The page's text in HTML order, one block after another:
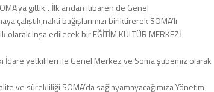
gittik…İlk andan itibaren de Genel
çalıştık,nakti bağışlarımızı biriktirerek SOMA’lı
inşa edilecek bir EĞİTİM KÜLTÜR MERKEZİ
İdare yetkilileri ile Genel Merkez ve Soma şubemiz olarak
ve sürekliliği SOMA’da sağlayamayacağımıza Yönetim